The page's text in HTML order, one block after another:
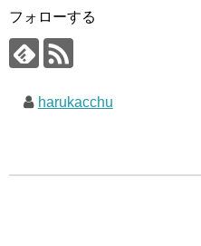
フォローする
harukacchu